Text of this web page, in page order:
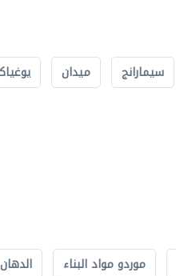
سيمارانج ميدان
موردو مواد البناء الدهان